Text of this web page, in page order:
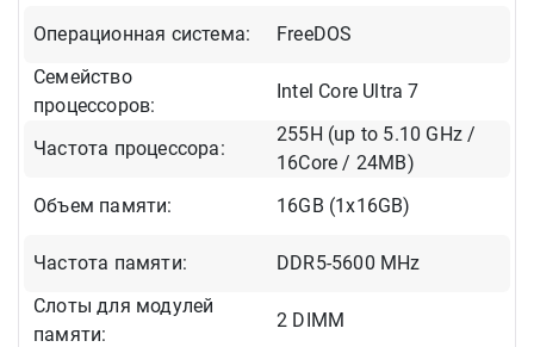
Операционная система:
FreeDOS
Семейство
процессоров:
Intel Core Ultra 7
Частота процессора:
255H (up to 5.10 GHz /
16Core / 24MB)
Объем памяти:
16GB (1x16GB)
Частота памяти:
DDR5-5600 MHz
Слоты для модулей
памяти:
2 DIMM